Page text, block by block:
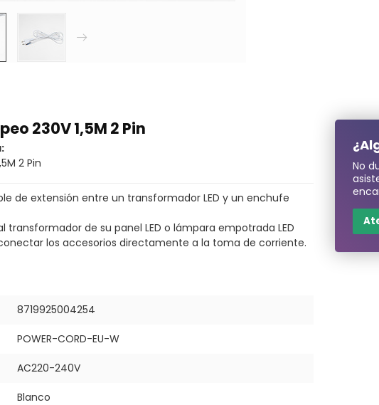
230V 1,5M 2 Pin
2 Pin
de extensión entre un transformador LED y un enchufe
de su panel LED o lámpara empotrada LED
los accesorios directamente a la toma de corriente.
8719925004254
POWER-CORD-EU-W
AC220-240V
Blanco
No